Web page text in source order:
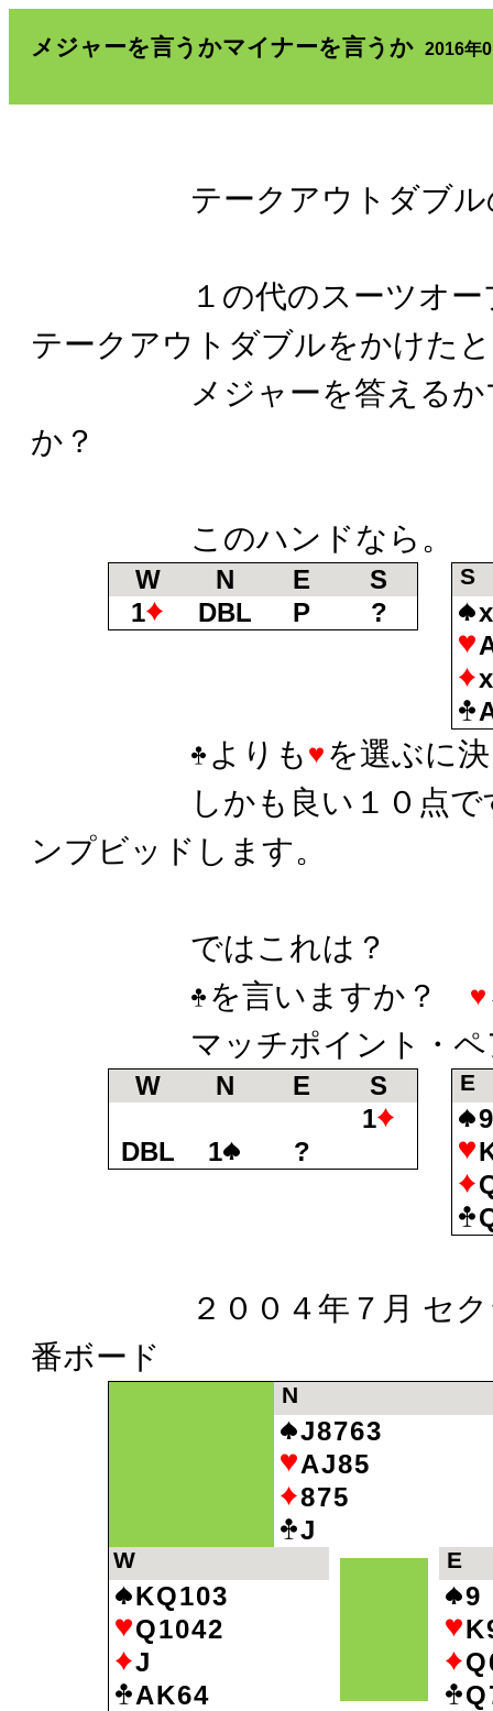
メジャーを言うかマイナーを言うか 2016年
テークアウトダブルの
１の代のスーツオープ
テークアウトダブルをかけた
メジャーを答えるかマ
か？
このハンドなら。
W N E
S
1
DBL P ?
S
よりも
を選ぶに
しかも良い１０点です
ンプビッドします。
ではこれは？
を言いますか？
マッチポイント・ペ
W N E
S
1
DBL
1 ?
E
２００４年７月 セクシ
番ボード
W
KQ103
Q1042
J
AK64
N
J8763
AJ85
875
J
E
9